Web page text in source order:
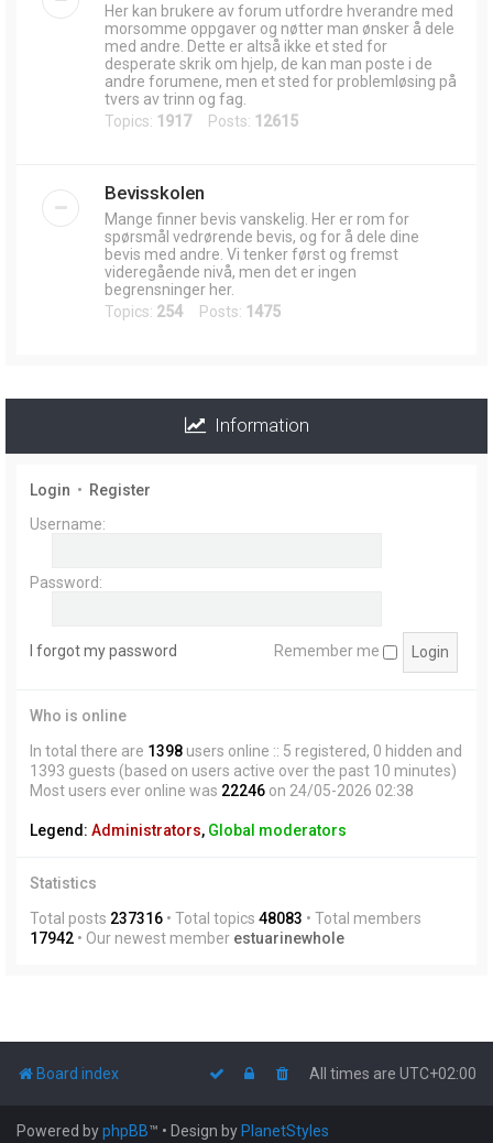
Her kan brukere av forum utfordre hverandre med
morsomme oppgaver og nøtter man ønsker å dele
med andre. Dette er altså ikke et sted for
desperate skrik om hjelp, de kan man poste i de
andre forumene, men et sted for problemløsing på
tvers av trinn og fag.
Topics: 1917Posts: 12615
Bevisskolen
Mange finner bevis vanskelig. Her er rom for
spørsmål vedrørende bevis, og for å dele dine
bevis med andre. Vi tenker først og fremst
videregående nivå, men det er ingen
begrensninger her.
Topics: 254 Posts: 1475
Information
Login • Register
Username:
Password:
I forgot my password Remember me
Who is online
In total there are 1398 users online :: 5 registered, 0 hidden and
1393 guests (based on users active over the past 10 minutes)
Most users ever online was 22246 on 24/05-2026 02:38
Legend: Administrators, Global moderators
Statistics
Total posts 237316 • Total topics 48083 • Total members
17942 • Our newest member estuarinewhole
Board index All times are UTC+02:00
Powered byphpBB™ • Design by PlanetStyles